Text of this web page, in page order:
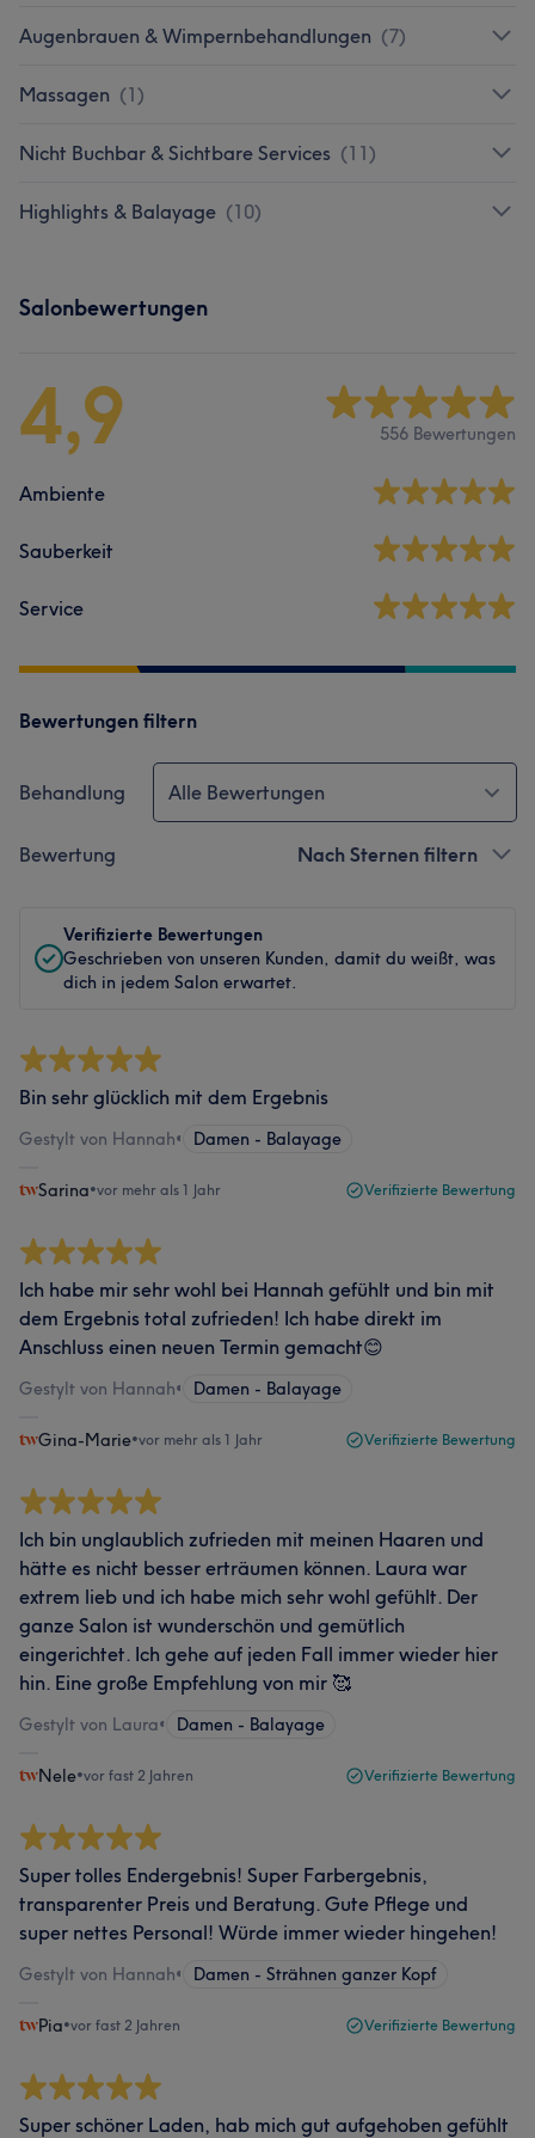
Augenbrauen & Wimpernbehandlungen (7)
Massagen (1)
Nicht Buchbar & Sichtbare Services (11)
Highlights & Balayage (10)
Salonbewertungen
4,9 556 Bewertungen
Ambiente
Sauberkeit
Service
Bewertungen filtern
Behandlung Alle Bewertungen
Bewertung Nach Sternen filtern
Verifizierte Bewertungen
Geschrieben von unseren Kunden, damit du weißt, was
dich in jedem Salon erwartet.
Bin sehr glücklich mit dem Ergebnis
Gestylt von Hannah• Damen - Balayage
Sarina•vor mehr als 1 Jahr Verifizierte Bewertung
Ich habe mir sehr wohl bei Hannah gefühlt und bin mit
dem Ergebnis total zufrieden! Ich habe direkt im
Anschluss einen neuen Termin gemacht😊
Gestylt von Hannah• Damen - Balayage
Gina-Marie•vor mehr als 1 Jahr Verifizierte Bewertung
Ich bin unglaublich zufrieden mit meinen Haaren und
hätte es nicht besser erträumen können. Laura war
extrem lieb und ich habe mich sehr wohl gefühlt. Der
ganze Salon ist wunderschön und gemütlich
eingerichtet. Ich gehe auf jeden Fall immer wieder hier
hin. Eine große Empfehlung von mir 🥰
Gestylt von Laura• Damen - Balayage
Nele•vor fast 2 Jahren Verifizierte Bewertung
Super tolles Endergebnis! Super Farbergebnis,
transparenter Preis und Beratung. Gute Pflege und
super nettes Personal! Würde immer wieder hingehen!
Gestylt von Hannah• Damen - Strähnen ganzer Kopf
Pia•vor fast 2 Jahren Verifizierte Bewertung
Super schöner Laden, hab mich gut aufgehoben gefühlt